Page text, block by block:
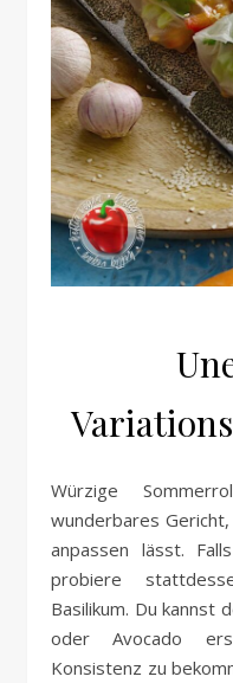
Würzige
wunderbares
anpassen lässt.
probiere
Basilikum. Du kannst
oder Avocado
Konsistenz zu